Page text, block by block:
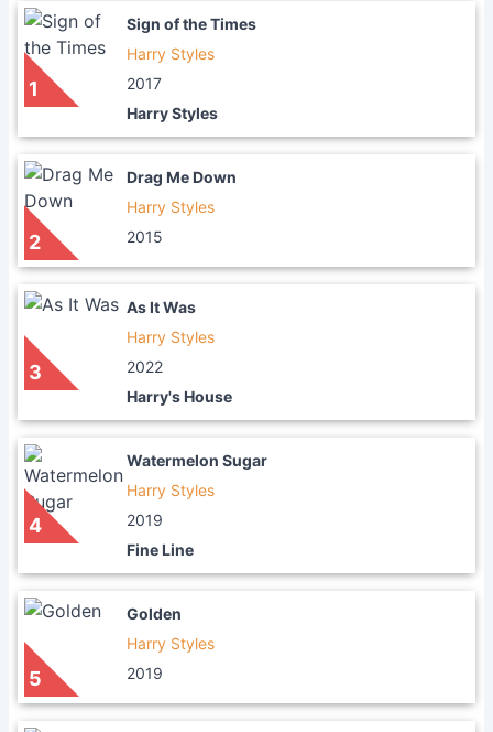
1
Sign of the Times
Harry Styles
2017
Harry Styles
2
Drag Me Down
Harry Styles
2015
3
As It Was
Harry Styles
2022
Harry's House
4
Watermelon Sugar
Harry Styles
2019
Fine Line
5
Golden
Harry Styles
2019